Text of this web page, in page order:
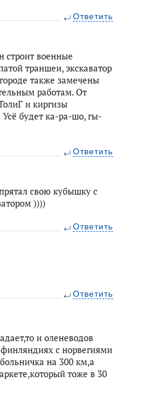
Ответить
строит военные
траншеи, экскаватор
также замечены
работам. От
и киргизы
Усё будет ка-ра-шо, гы-
Ответить
свою кубышку с
))))
Ответить
Ответить
и оленеводов
с норвегиями
на 300 км,а
тоже в 30